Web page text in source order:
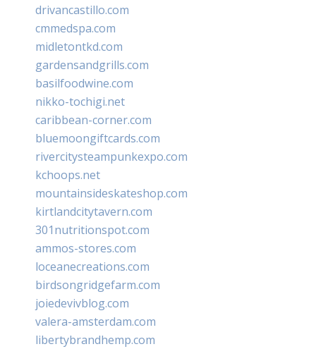
drivancastillo.com
cmmedspa.com
midletontkd.com
gardensandgrills.com
basilfoodwine.com
nikko-tochigi.net
caribbean-corner.com
bluemoongiftcards.com
rivercitysteampunkexpo.com
kchoops.net
mountainsideskateshop.com
kirtlandcitytavern.com
301nutritionspot.com
ammos-stores.com
loceanecreations.com
birdsongridgefarm.com
joiedevivblog.com
valera-amsterdam.com
libertybrandhemp.com